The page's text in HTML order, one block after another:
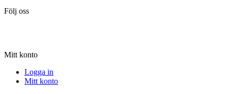
Följ oss
Mitt konto
Logga in
Mitt konto